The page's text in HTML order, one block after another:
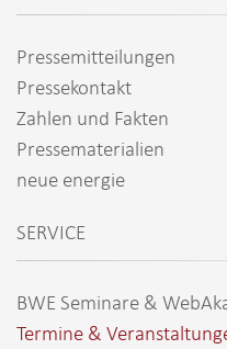
Pressemitteilungen
Pressekontakt
Zahlen und Fakten
Pressematerialien
neue energie
SERVICE
BWE Seminare &
Termine &